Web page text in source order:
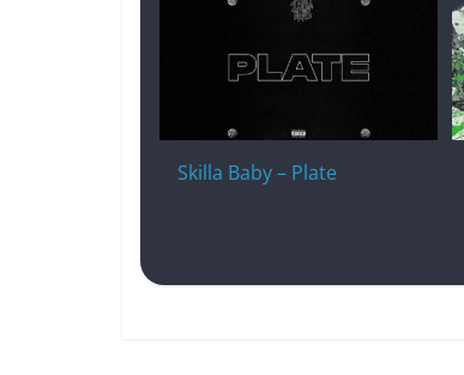
Skilla Baby – Plate